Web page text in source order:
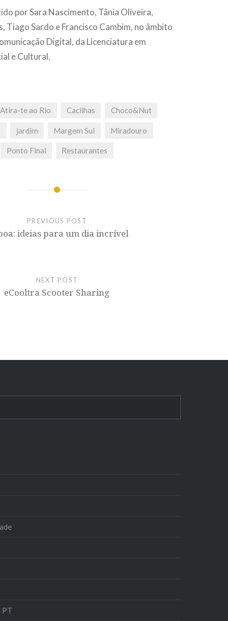
por Sara Nascimento, Tânia Oliveira,
Tiago Sardo e Francisco Cambim, no âmbito
Digital, da Licenciatura em
e Cultural.
Atira-te ao Rio Cacilhas Choco&Nut
jardim Margem Sul Miradouro
Ponto Final Restaurantes
PREVIOUS POST
ideias para um dia incrível
NEXT POST
eCooltra Scooter Sharing
PT